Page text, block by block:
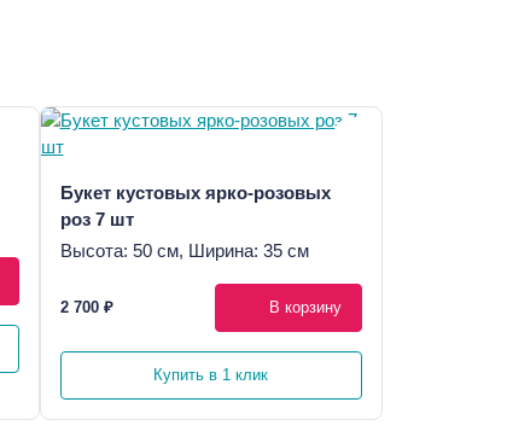
Букет кустовых ярко-розовых
роз 7 шт
Высота: 50 см, Ширина: 35 см
2 700 ₽ В корзину
Купить в 1 клик